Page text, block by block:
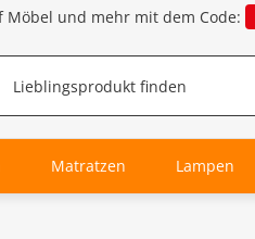
Möbel und mehr mit dem Code:
Matratzen Lampen